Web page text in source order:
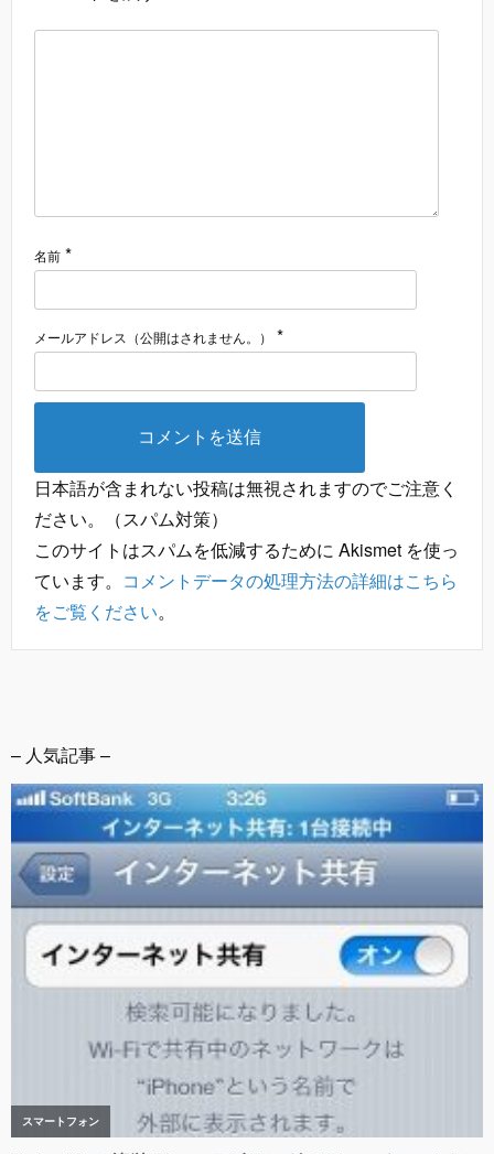
名前 *
メールアドレス（公開はされません。） *
日本語が含まれない投稿は無視されますのでご注意く
ださい。（スパム対策）
このサイトはスパムを低減するために Akismet を使っ
ています。 コメントデータの処理方法の詳細はこちら
をご覧ください。
– 人気記事 –